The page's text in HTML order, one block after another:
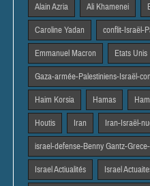
Alain Azria Ali Khamenei
Caroline Yadan conflit-Israël-
Emmanuel Macron Etats Unis
Gaza-armée-Palestiniens-Israël-
Haim Korsia Hamas
Houtis Iran Iran-Israël-
israel-defense-Benny Gantz-
Israel Actiualités Israel